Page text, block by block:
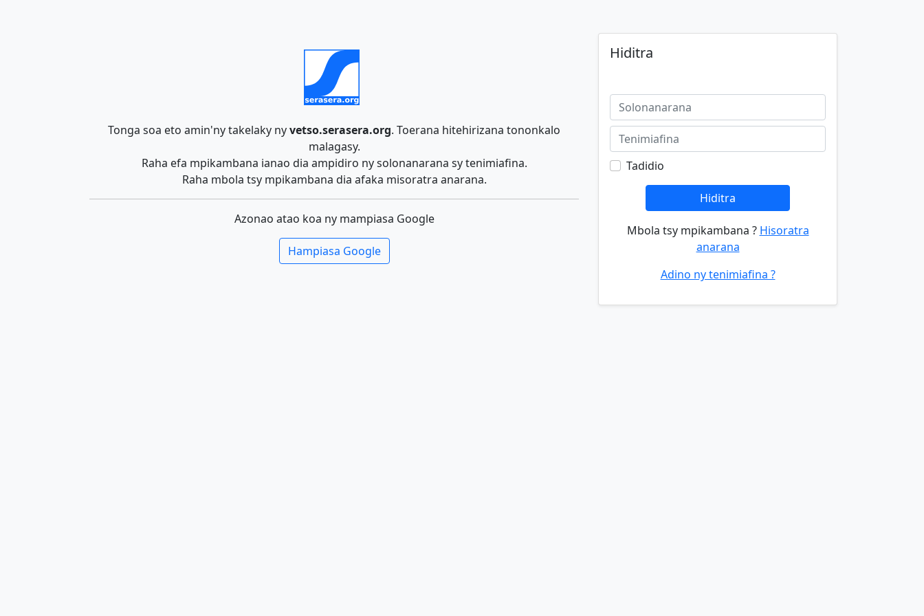
Tonga soa eto amin'ny takelaky nyvetso.serasera.org. Toerana hitehirizana tononkalo
malagasy.
Raha efa mpikambana ianao dia ampidiro ny solonanarana sy tenimiafina.
Raha mbola tsy mpikambana dia afaka misoratra anarana.
Azonao atao koa ny mampiasa Google
Hampiasa Google
Hiditra
Tadidio
Hiditra
Mbola tsy mpikambana ? Hisoratra
anarana
Adino ny tenimiafina ?